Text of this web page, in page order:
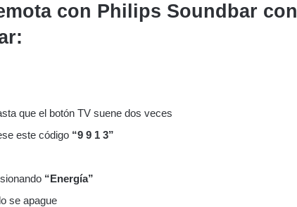
con Philips Soundbar con
que el botón TV suene dos veces
este código “9 9 1 3”
“Energía”
se apague